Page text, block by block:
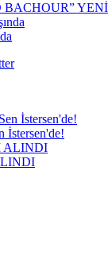
İstersen'de!